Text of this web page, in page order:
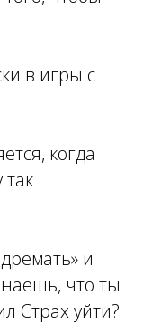
в игры с
когда
и
что ты
Страх уйти?